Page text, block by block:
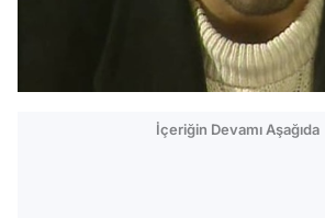
İçeriğin Devamı Aşağıda